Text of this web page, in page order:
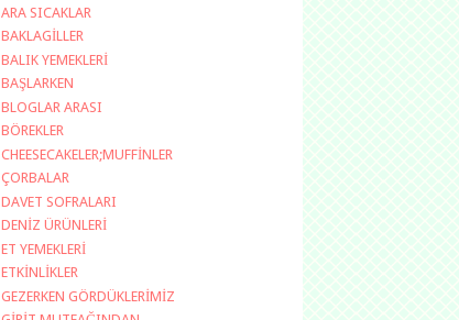
ARA SICAKLAR
BAKLAGİLLER
BALIK YEMEKLERİ
BAŞLARKEN
BLOGLAR ARASI
BÖREKLER
CHEESECAKELER;MUFFİNLER
ÇORBALAR
DAVET SOFRALARI
DENİZ ÜRÜNLERİ
ET YEMEKLERİ
ETKİNLİKLER
GEZERKEN GÖRDÜKLERİMİZ